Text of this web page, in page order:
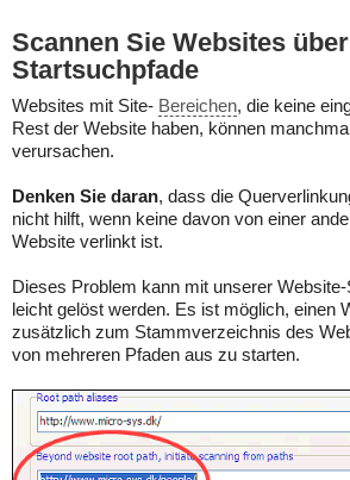
Scannen Sie Websites
Startsuchpfade
Websites mit Site- Bereichen, die keine
Rest der Website haben, können
verursachen.
Denken Sie daran, dass die
nicht hilft, wenn keine davon von einer
Website verlinkt ist.
Dieses Problem kann mit unserer
leicht gelöst werden. Es ist möglich, einen
zusätzlich zum Stammverzeichnis des
von mehreren Pfaden aus zu starten.